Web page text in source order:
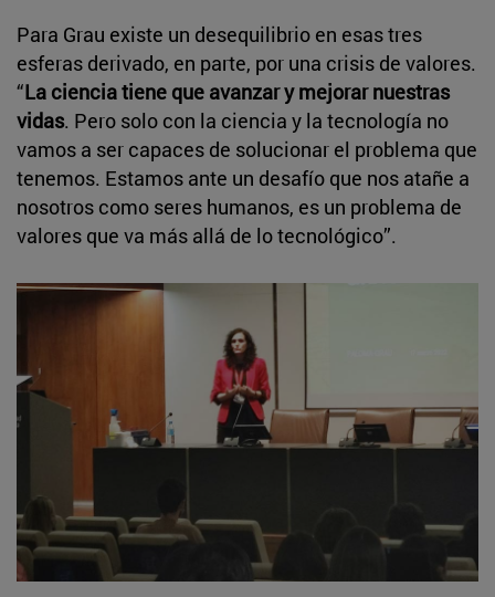
Para Grau existe un desequilibrio en esas tres
esferas derivado, en parte, por una crisis de valores.
“La ciencia tiene que avanzar y mejorar nuestras
vidas. Pero solo con la ciencia y la tecnología no
vamos a ser capaces de solucionar el problema que
tenemos. Estamos ante un desafío que nos atañe a
nosotros como seres humanos, es un problema de
valores que va más allá de lo tecnológico”.